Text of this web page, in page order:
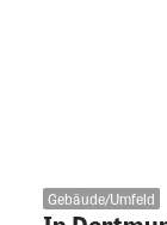
Gebäude/Umfeld